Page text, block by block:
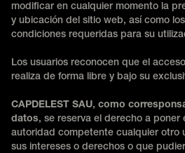
modificar en cualquier momento la
y ubicación del sitio web, así como
condiciones requeridas para su
Los usuarios reconocen que el
realiza de forma libre y bajo su
CAPDELEST SAU, como
datos, se reserva el derecho a poner
autoridad competente cualquier otro
sus intereses o derechos o que